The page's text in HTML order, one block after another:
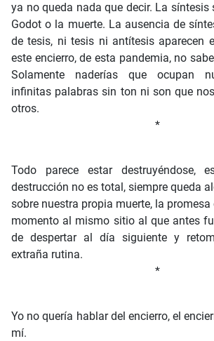
ya no queda nada que decir. La síntesis
Godot o la muerte. La ausencia de
de tesis, ni tesis ni antítesis aparecen
este encierro, de esta pandemia, no
Solamente naderías que ocupan
infinitas palabras sin ton ni son que
otros.
*
Todo parece estar destruyéndose,
destrucción no es total, siempre queda
sobre nuestra propia muerte, la promesa
momento al mismo sitio al que antes
de despertar al día siguiente y
extraña rutina.
*
Yo no quería hablar del encierro, el
mí.